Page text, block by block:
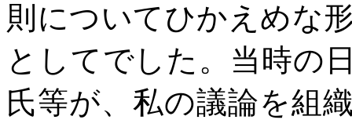
則についてひかえめな
としてでした。当時の
氏等が、私の議論を組